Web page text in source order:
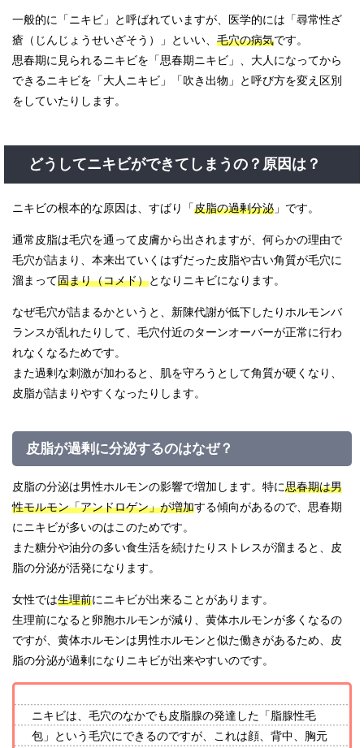
一般的に「ニキビ」と呼ばれていますが、医学的には「尋常性ざ
瘡（じんじょうせいざそう）」といい、 毛穴の病気です。
思春期に見られるニキビを「思春期ニキビ」、大人になってから
できるニキビを「大人ニキビ」「吹き出物」と呼び方を変え区別
をしていたりします。
どうしてニキビができてしまうの？原因は？
ニキビの根本的な原因は、すばり「 皮脂の過剰分泌 」です。
通常皮脂は毛穴を通って皮膚から出されますが、何らかの理由で
毛穴が詰まり、本来出ていくはずだった皮脂や古い角質が毛穴に
溜まって固まり（コメド）となりニキビになります。
なぜ毛穴が詰まるかというと、新陳代謝が低下したりホルモンバ
ランスが乱れたりして、毛穴付近のターンオーバーが正常に行わ
れなくなるためです。
また過剰な刺激が加わると、肌を守ろうとして角質が硬くなり、
皮脂が詰まりやすくなったりします。
皮脂が過剰に分泌するのはなぜ？
皮脂の分泌は男性ホルモンの影響で増加します。特に思春期は男
性モルモン「アンドロゲン」が増加する傾向があるので、思春期
にニキビが多いのはこのためです。
また糖分や油分の多い食生活を続けたりストレスが溜まると、皮
脂の分泌が活発になります。
女性では生理前にニキビが出来ることがあります。
生理前になると卵胞ホルモンが減り、黄体ホルモンが多くなるの
ですが、黄体ホルモンは男性ホルモンと似た働きがあるため、皮
脂の分泌が過剰になりニキビが出来やすいのです。
ニキビは、毛穴のなかでも皮脂腺の発達した「脂腺性毛
包」という毛穴にできるのですが、これは顔、背中、胸元